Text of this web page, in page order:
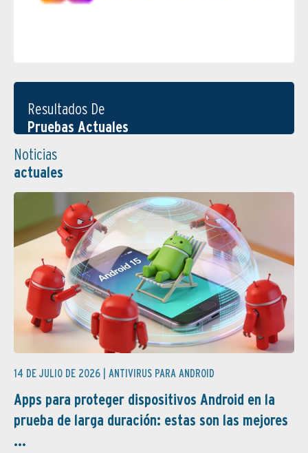
Resultados De
Pruebas Actuales
Noticias
actuales
14 DE JULIO DE 2026 | ANTIVIRUS PARA ANDROID
Apps para proteger dispositivos Android en la
prueba de larga duración: estas son las mejores
...